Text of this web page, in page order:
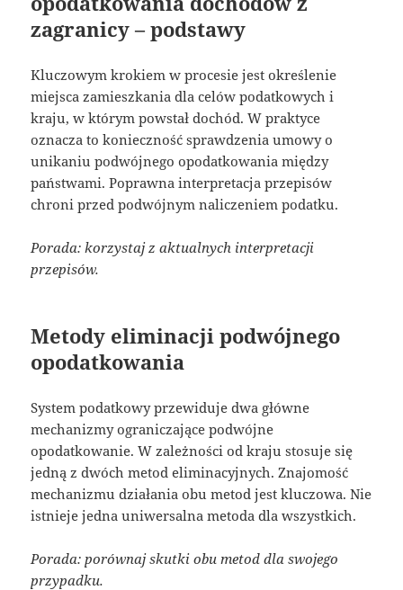
zagranicy – podstawy
Kluczowym krokiem w procesie jest określenie
miejsca zamieszkania dla celów podatkowych i
kraju, w którym powstał dochód. W praktyce
oznacza to konieczność sprawdzenia umowy o
unikaniu podwójnego opodatkowania między
państwami. Poprawna interpretacja przepisów
chroni przed podwójnym naliczeniem podatku.
Porada: korzystaj z aktualnych interpretacji
przepisów.
Metody eliminacji podwójnego
opodatkowania
System podatkowy przewiduje dwa główne
mechanizmy ograniczające podwójne
opodatkowanie. W zależności od kraju stosuje się
jedną z dwóch metod eliminacyjnych. Znajomość
mechanizmu działania obu metod jest kluczowa. Nie
istnieje jedna uniwersalna metoda dla wszystkich.
Porada: porównaj skutki obu metod dla swojego
przypadku.